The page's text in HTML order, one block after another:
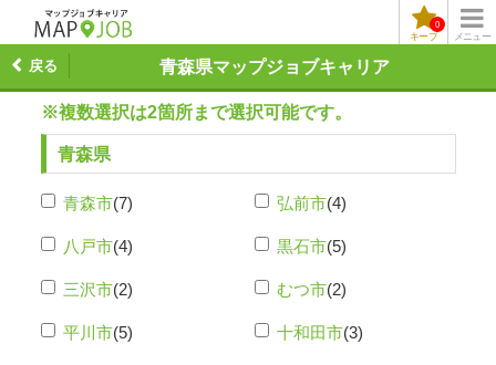
メニュー
キープ
0
青森県マップジョブキャリア
戻る
※複数選択は2箇所まで選択可能です。
青森県
青森市(7) 弘前市(4)
八戸市(4) 黒石市(5)
三沢市(2) むつ市(2)
平川市(5) 十和田市(3)